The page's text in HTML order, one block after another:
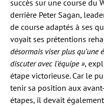
succès sur une course du
derrière Peter Sagan,
de course adaptés à ses
voyait ses prétentions
désormais viser plus qu’une
discuter avec l’équipe »,
étape victorieuse. Car le
tenir sa position aux
étapes, il devait